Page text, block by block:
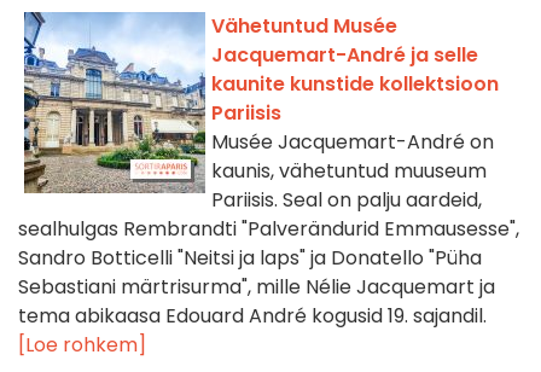
Vähetuntud Musée
Jacquemart-André ja selle
kaunite kunstide kollektsioon
Pariisis
Musée Jacquemart-André on
kaunis, vähetuntud muuseum
Pariisis. Seal on palju aardeid,
sealhulgas Rembrandti "Palverändurid Emmausesse",
Sandro Botticelli "Neitsi ja laps" ja Donatello "Püha
Sebastiani märtrisurma", mille Nélie Jacquemart ja
tema abikaasa Edouard André kogusid 19. sajandil.
[Loe rohkem]